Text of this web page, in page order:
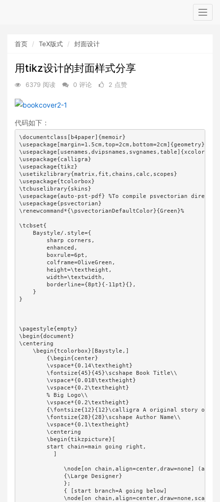
首页 TeX版式 封面设计
用tikz设计的封面样式分享
6379 阅读 0 评论 2 点赞
代码如下：
\documentclass[b4paper]{memoir}
\usepackage[margin=1.5cm,top=2cm,bottom=2cm]{geometry}
\usepackage[usenames,dvipsnames,svgnames,table]{xcolor}
\usepackage{calligra}
\usepackage{tikz}
\usetikzlibrary{matrix,fit,chains,calc,scopes}
\usepackage{tcolorbox}
\tcbuselibrary{skins}
\usepackage{auto-pst-pdf} %To compile psvectorian directly
\usepackage{psvectorian}
\renewcommand*{\psvectorianDefaultColor}{Green}%
\tcbset{
Baystyle/.style={
sharp corners,
enhanced,
boxrule=6pt,
colframe=OliveGreen,
height=\textheight,
width=\textwidth,
borderline={8pt}{-11pt}{},
}
}
\pagestyle{empty}
\begin{document}
\centering
\begin{tcolorbox}[Baystyle,]
{\begin{center}
\vspace*{0.14\textheight}
\fontsize{45}{45}\scshape Book Title\\
\vspace*{0.018\textheight}
\vspace*{0.2\textheight}
% Big Logo\\
\vspace*{0.2\textheight}
{\fontsize{12}{12}\calligra A original story of\\}
\fontsize{28}{28}\scshape Author Name\\
\vspace*{0.1\textheight}
\centering
\begin{tikzpicture}[
start chain=main going right,
]
\node[on chain,align=center,draw=none]
{\Large Designer}
};
{ [start branch=A going below]
\node[on